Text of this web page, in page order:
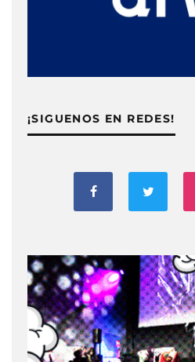
¡SIGUENOS EN REDES!